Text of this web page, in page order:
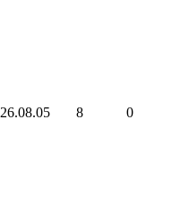
26.08.05 8 0